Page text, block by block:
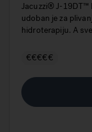
Jacuzzi® J-19DT™
udoban je za
hidroterapiju. A
€€€€€